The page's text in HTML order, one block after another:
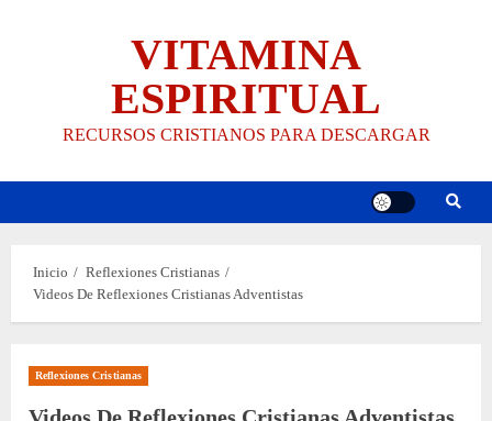
VITAMINA
ESPIRITUAL
RECURSOS CRISTIANOS PARA DESCARGAR
Inicio
Reflexiones Cristianas
Videos De Reflexiones Cristianas Adventistas
Reflexiones Cristianas